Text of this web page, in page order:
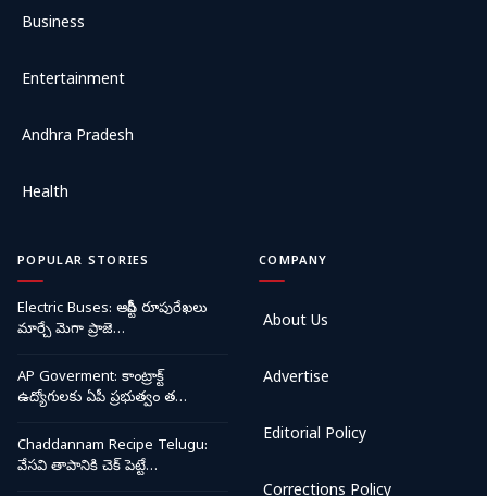
Business
Entertainment
Andhra Pradesh
Health
POPULAR STORIES
Electric Buses: ఆర్టీసీ రూపురేఖలు
మార్చే మెగా ప్రాజె…
AP Goverment: కాంట్రాక్ట్
ఉద్యోగులకు ఏపీ ప్రభుత్వం త…
Chaddannam Recipe Telugu:
వేసవి తాపానికి చెక్ పెట్టే…
COMPANY
About Us
Advertise
Editorial Policy